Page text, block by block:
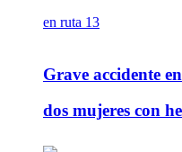
Grave accidente
dos mujeres con